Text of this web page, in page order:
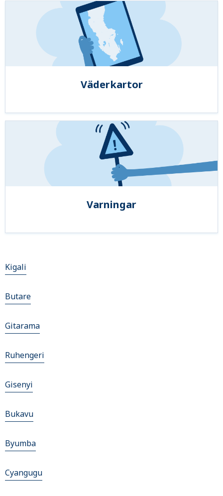
Väderkartor
Varningar
Kigali
Butare
Gitarama
Ruhengeri
Gisenyi
Bukavu
Byumba
Cyangugu